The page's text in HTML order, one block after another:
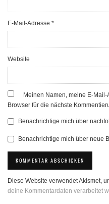
E-Mail-Adresse *
Website
Meinen Namen, meine E-
Browser für die nächste
Benachrichtige mich über
Benachrichtige mich über neue
Diese Website verwendet Akismet,
deine Kommentardaten verarbeitet